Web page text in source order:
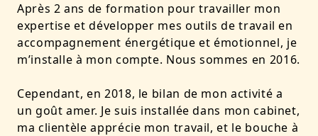
Après 2 ans de formation pour travailler mon
expertise et développer mes outils de travail en
accompagnement énergétique et émotionnel, je
m’installe à mon compte. Nous sommes en 2016.
Cependant, en 2018, le bilan de mon activité a
un goût amer. Je suis installée dans mon cabinet,
ma clientèle apprécie mon travail, et le bouche à